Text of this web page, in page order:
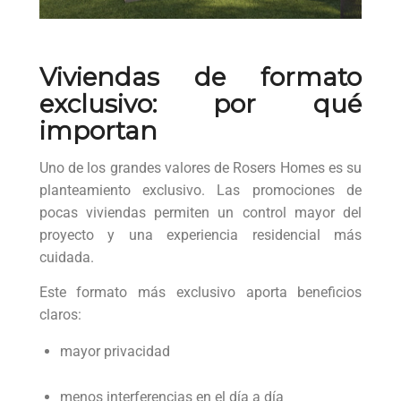
Viviendas deformato
exclusivo: por qué
importan
Uno de los grandes valores de Rosers Homes es su
planteamiento exclusivo. Las promociones de
pocas viviendas permiten un control mayor del
proyecto y una experiencia residencial más
cuidada.
Este formato más exclusivo aporta beneficios
claros:
mayor privacidad
menos interferencias en el día a día